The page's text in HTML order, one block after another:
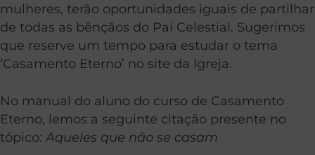
mulheres, terão oportunidades iguais de partilhar
de todas as bênçãos do Pai Celestial. Sugerimos
que reserve um tempo para estudar o tema
‘Casamento Eterno’ no site da Igreja.
No manual do aluno do curso de Casamento
Eterno, lemos a seguinte citação presente no
tópico: Aqueles que não se casam